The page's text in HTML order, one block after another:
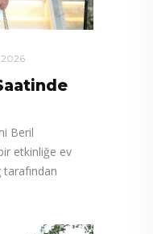
Beril
etkinliğe ev